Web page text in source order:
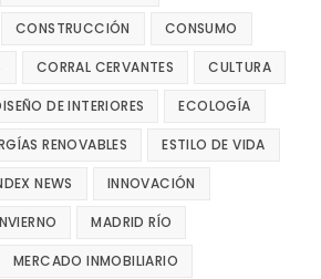
CONSTRUCCIÓN CONSUMO
CORRAL CERVANTES CULTURA
DE INTERIORES ECOLOGÍA
RENOVABLES ESTILO DE VIDA
NEWS INNOVACIÓN
MADRID RÍO
MERCADO INMOBILIARIO